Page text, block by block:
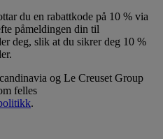
du en rabattkode på 10 % via
påmeldingen din til
deg, slik at du sikrer deg 10 %
og Le Creuset Group
felles
.